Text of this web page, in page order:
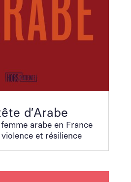
d’Arabe
arabe en France
et résilience